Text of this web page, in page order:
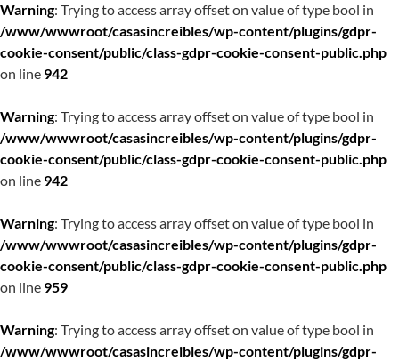
Warning: Trying to access array offset on value of type bool in
/www/wwwroot/casasincreibles/wp-content/plugins/gdpr-
cookie-consent/public/class-gdpr-cookie-consent-public.php
on line 942
Warning: Trying to access array offset on value of type bool in
/www/wwwroot/casasincreibles/wp-content/plugins/gdpr-
cookie-consent/public/class-gdpr-cookie-consent-public.php
on line 942
Warning: Trying to access array offset on value of type bool in
/www/wwwroot/casasincreibles/wp-content/plugins/gdpr-
cookie-consent/public/class-gdpr-cookie-consent-public.php
on line 959
Warning: Trying to access array offset on value of type bool in
/www/wwwroot/casasincreibles/wp-content/plugins/gdpr-